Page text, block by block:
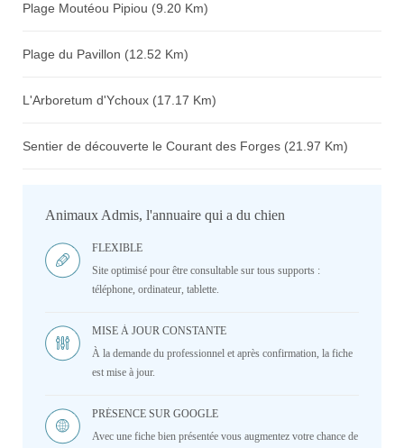
Plage Moutéou Pipiou (9.20 Km)
Plage du Pavillon (12.52 Km)
L'Arboretum d'Ychoux (17.17 Km)
Sentier de découverte le Courant des Forges (21.97 Km)
Animaux Admis, l'annuaire qui a du chien
FLEXIBLE
Site optimisé pour être consultable sur tous supports :
téléphone, ordinateur, tablette.
MISE À JOUR CONSTANTE
À la demande du professionnel et après confirmation, la fiche
est mise à jour.
PRÉSENCE SUR GOOGLE
Avec une fiche bien présentée vous augmentez votre chance de